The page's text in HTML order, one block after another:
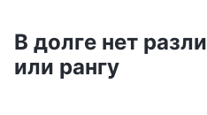
В долге нет
или рангу